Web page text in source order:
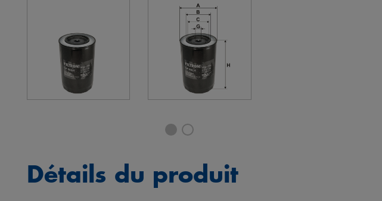
Détails du produit